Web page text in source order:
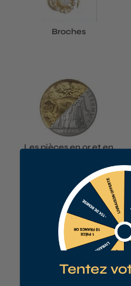
Broches
Les pièces en or et en
Nous
Tentez